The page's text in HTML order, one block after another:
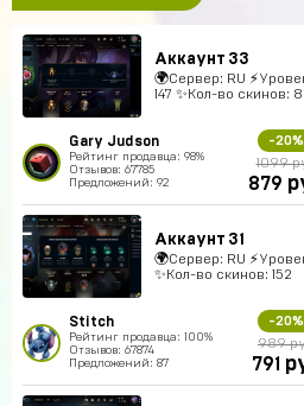
Аккаунт 33
🌍Сервер: RU
147 ✨Кол-во скинов:
Gary Judson
Рейтинг продавца: 98%
Отзывов: 67785
Предложений: 92
-20%
1099
879
Аккаунт 31
🌍Сервер: RU
✨Кол-во скинов: 152
Stitch
Рейтинг продавца: 100%
Отзывов: 67874
Предложений: 87
-20%
989
791